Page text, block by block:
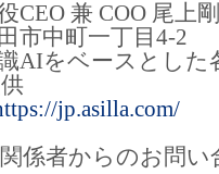
CEO 兼 COO 尾上剛
市中町一丁目4-2
AIをベースとし
jp.asilla.com/
係者からのお問い